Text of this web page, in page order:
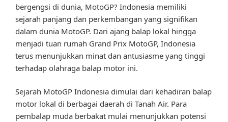
bergengsi di dunia, MotoGP? Indonesia memiliki
sejarah panjang dan perkembangan yang signifikan
dalam dunia MotoGP. Dari ajang balap lokal hingga
menjadi tuan rumah Grand Prix MotoGP, Indonesia
terus menunjukkan minat dan antusiasme yang tinggi
terhadap olahraga balap motor ini.
Sejarah MotoGP Indonesia dimulai dari kehadiran balap
motor lokal di berbagai daerah di Tanah Air. Para
pembalap muda berbakat mulai menunjukkan potensi